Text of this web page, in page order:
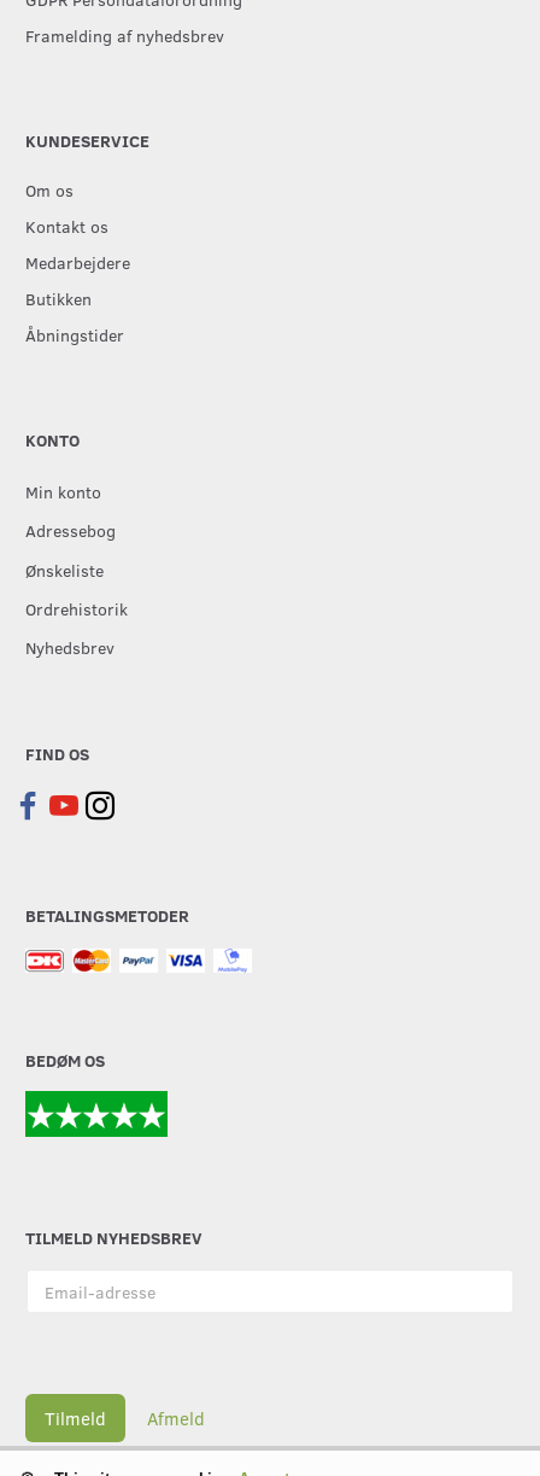
Framelding af nyhedsbrev
KUNDESERVICE
Om os
Kontakt os
Medarbejdere
Butikken
Åbningstider
KONTO
Min konto
Adressebog
Ønskeliste
Ordrehistorik
Nyhedsbrev
FIND OS
BETALINGSMETODER
BEDØM OS
TILMELD NYHEDSBREV
adresse
Tilmeld Afmeld